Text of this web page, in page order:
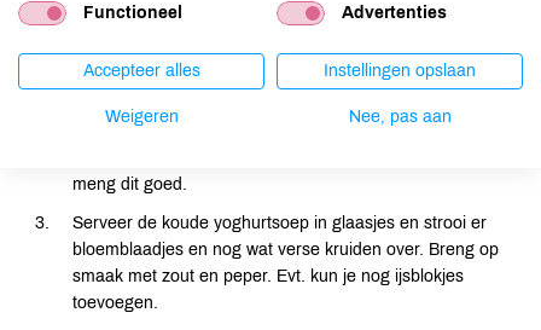
Houd 250 ml yoghurt apart. Meng de rest van de yoghurt
opzij.
rozijnen, walnoten, geraspte komkommer, rozenwater en
meng dit goed.
Serveer de koude yoghurtsoep in glaasjes en strooi er
bloemblaadjes en nog wat verse kruiden over. Breng op
smaak met zout en peper. Evt. kun je nog ijsblokjes
toevoegen.
Functioneel Advertenties
Accepteer alles Instellingen opslaan
Weigeren Nee, pas aan